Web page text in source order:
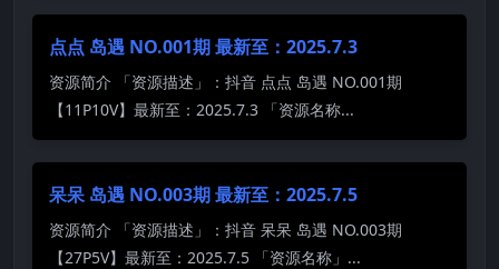
点点 岛遇 NO.001期 最新至：2025.7.3
资源简介 「资源描述」：抖音 点点 岛遇 NO.001期
【11P10V】最新至：2025.7.3 「资源名称...
呆呆 岛遇 NO.003期 最新至：2025.7.5
资源简介 「资源描述」：抖音 呆呆 岛遇 NO.003期
【27P5V】最新至：2025.7.5 「资源名称」...